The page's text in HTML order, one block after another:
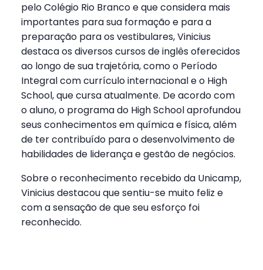
pelo Colégio Rio Branco e que considera mais
importantes para sua formação e para a
preparação para os vestibulares, Vinicius
destaca os diversos cursos de inglês oferecidos
ao longo de sua trajetória, como o Período
Integral com currículo internacional e o High
School, que cursa atualmente. De acordo com
o aluno, o programa do High School aprofundou
seus conhecimentos em química e física, além
de ter contribuído para o desenvolvimento de
habilidades de liderança e gestão de negócios.
Sobre o reconhecimento recebido da Unicamp,
Vinicius destacou que sentiu-se muito feliz e
com a sensação de que seu esforço foi
reconhecido.